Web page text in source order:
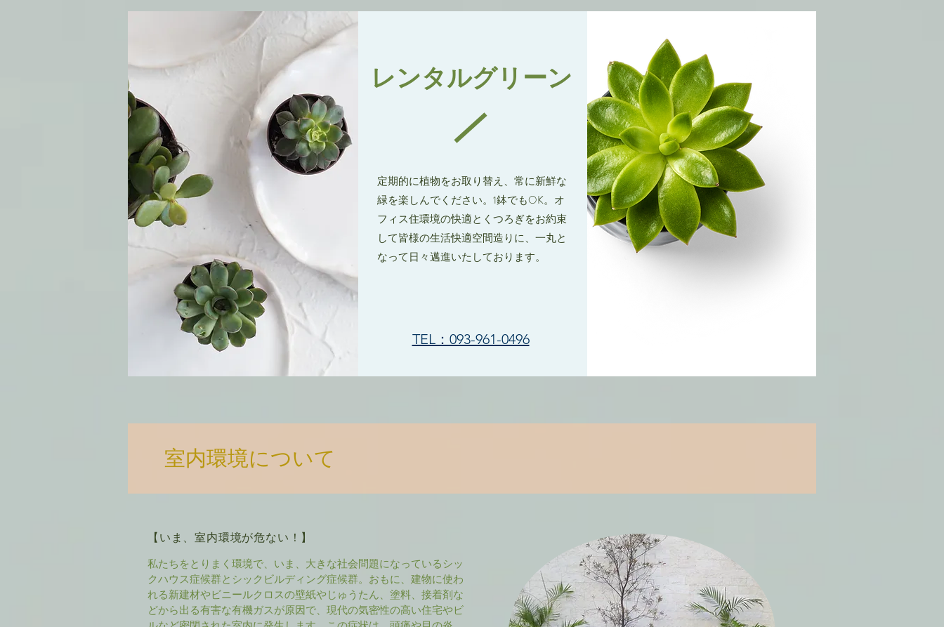
レンタルグリーン
定期的に植物をお取り替え、常に新鮮な
緑を楽しんでください。1鉢でもOK。オ
フィス住環境の快適とくつろぎをお約束
して皆様の生活快適空間造りに、一丸と
なって日々邁進いたしております。
TEL：093-961-0496
室内環境について
【いま、室内環境が危ない！】
私たちをとりまく環境で、いま、大きな社会問題になっているシッ
クハウス症候群とシックビルディング症候群。おもに、建物に使わ
れる新建材やビニールクロスの壁紙やじゅうたん、塗料、接着剤な
どから出る有害な有機ガスが原因で、現代の気密性の高い住宅やビ